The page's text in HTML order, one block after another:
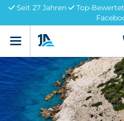
Seit 27 Jahren
Top-
Menü